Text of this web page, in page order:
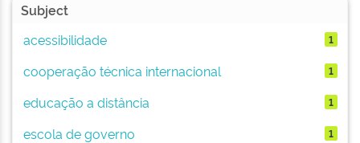
Subject
acessibilidade
1
cooperação técnica internacional 1
educação a distância 1
escola de governo 1